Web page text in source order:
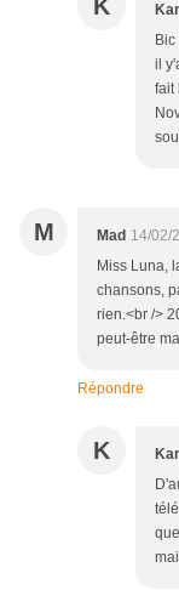
K
il
fait
M Mad 14/02/
Miss Luna,
chansons,
rien.<br />
peut-être
Répondre
K